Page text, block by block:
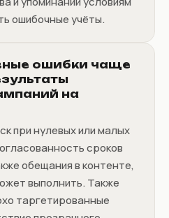
ошибочные учёты.
ошибки чаще
на
при нулевых или малых
сроков
обещания в контенте,
выполнить. Также
таргетированные